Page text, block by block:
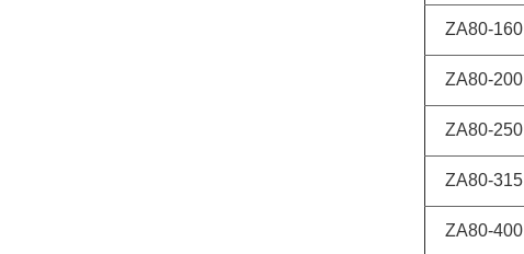
ZA80-160
ZA80-200
ZA80-250
ZA80-315
ZA80-400